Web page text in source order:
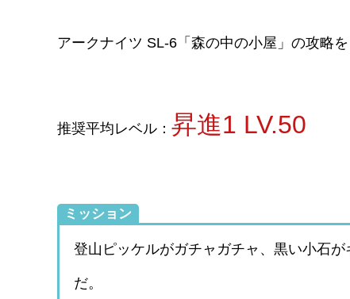
アークナイツ SL-6「森の中の小屋」の攻略を
推奨平均レベル： 昇進1 LV.50
ミッション
登山ピッケルがガチャガチャ、黒い小石
だ。